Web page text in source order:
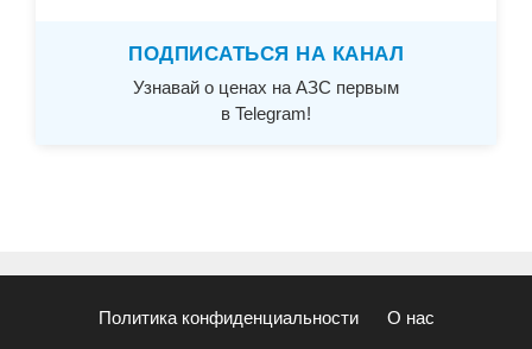
ПОДПИСАТЬСЯ НА КАНАЛ
Узнавай о ценах на АЗС первым
в Telegram!
Политика конфиденциальности О нас